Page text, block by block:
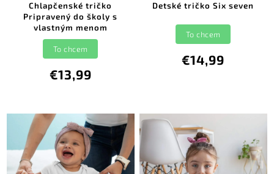
Chlapčenské tričko
Pripravený do školy s
vlastným menom
€13,99
To chcem
Detské tričko Six seven
€14,99
To chcem